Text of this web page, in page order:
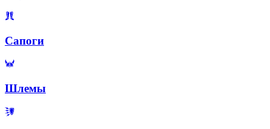
Сапоги
Шлемы